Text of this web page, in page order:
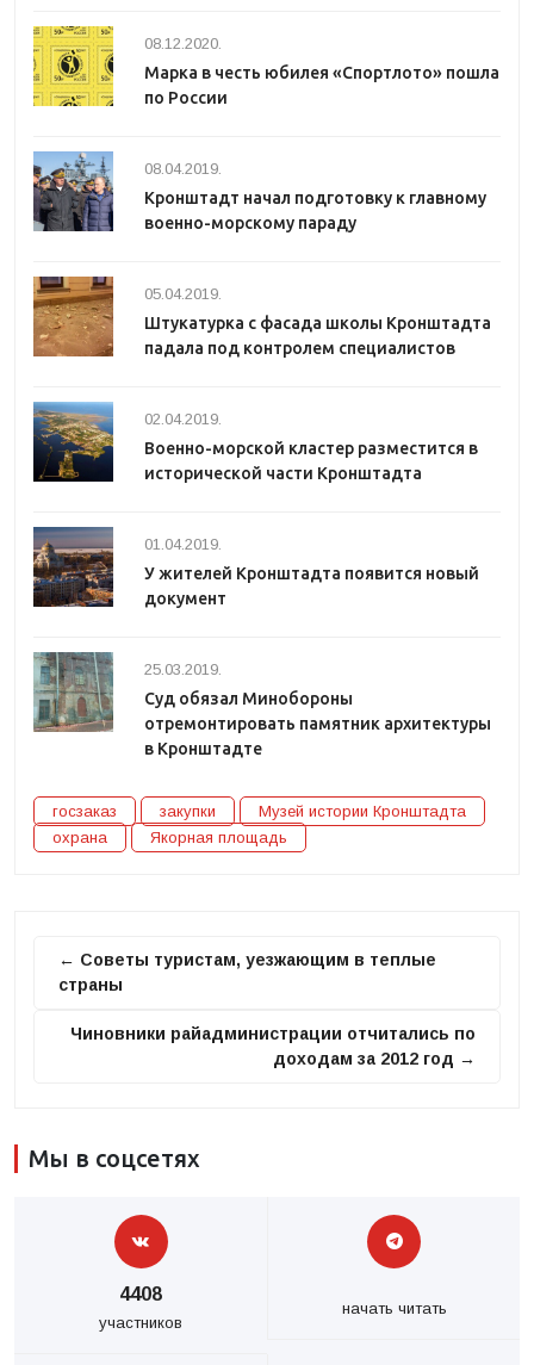
08.12.2020.
Марка в честь юбилея «Спортлото» пошла
по России
08.04.2019.
Кронштадт начал подготовку к главному
военно-морскому параду
05.04.2019.
Штукатурка с фасада школы Кронштадта
падала под контролем специалистов
02.04.2019.
Военно-морской кластер разместится в
исторической части Кронштадта
01.04.2019.
У жителей Кронштадта появится новый
документ
25.03.2019.
Суд обязал Минобороны
отремонтировать памятник архитектуры
в Кронштадте
госзаказ закупки
Музей истории Кронштадта
охрана
Якорная площадь
← Советы туристам, уезжающим в теплые
страны
Чиновники райадминистрации отчитались по
доходам за 2012 год →
Мы в соцсетях
4408
участников
начать читать